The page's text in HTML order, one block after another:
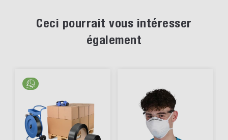
Ceci pourrait vous intéresser
également